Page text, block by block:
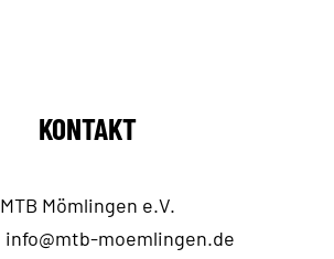
KONTAKT
MTB Mömlingen e.V.
info@mtb-moemlingen.de